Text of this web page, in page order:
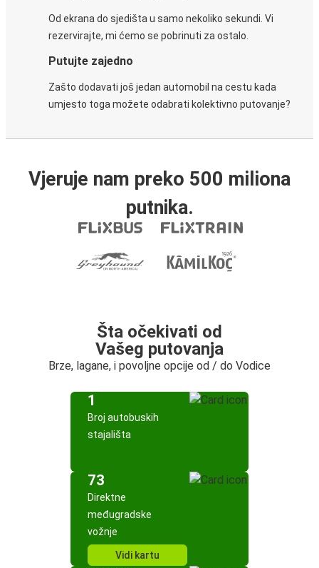
Od ekrana do sjedišta u samo nekoliko sekundi. Vi
rezervirajte, mi ćemo se pobrinuti za ostalo.
Putujte zajedno
Zašto dodavati još jedan automobil na cestu kada
umjesto toga možete odabrati kolektivno putovanje?
Vjeruje nam preko 500 miliona
putnika.
Šta očekivati od
Vašeg putovanja
Brze, lagane, i povoljne opcije od / do Vodice
1
Broj autobuskih
stajališta
73
Direktne
međugradske
vožnje
Vidi kartu